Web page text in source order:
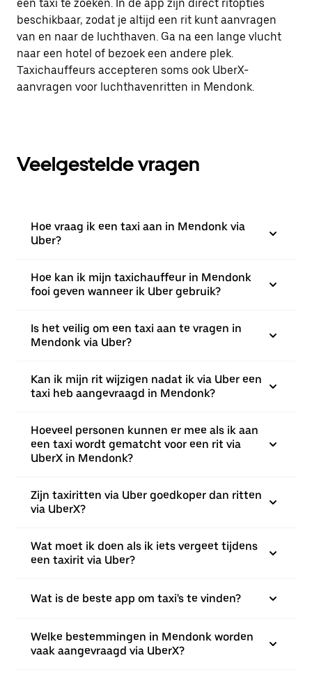
een taxi te zoeken. In de app zijn direct ritopties
beschikbaar, zodat je altijd een rit kunt aanvragen
van en naar de luchthaven. Ga na een lange vlucht
naar een hotel of bezoek een andere plek.
Taxichauffeurs accepteren soms ook UberX-
aanvragen voor luchthavenritten in Mendonk.
Veelgestelde vragen
Hoe vraag ik een taxi aan in Mendonk via
Uber?
Hoe kan ik mijn taxichauffeur in Mendonk
fooi geven wanneer ik Uber gebruik?
Is het veilig om een taxi aan te vragen in
Mendonk via Uber?
Kan ik mijn rit wijzigen nadat ik via Uber een
taxi heb aangevraagd in Mendonk?
Hoeveel personen kunnen er mee als ik aan
een taxi wordt gematcht voor een rit via
UberX in Mendonk?
Zijn taxiritten via Uber goedkoper dan ritten
via UberX?
Wat moet ik doen als ik iets vergeet tijdens
een taxirit via Uber?
Wat is de beste app om taxi's te vinden?
Welke bestemmingen in Mendonk worden
vaak aangevraagd via UberX?